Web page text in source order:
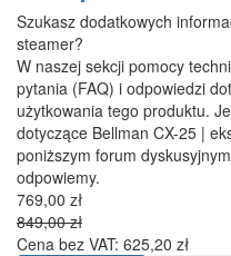
Szukasz dodatkowych
steamer?
W naszej sekcji pomocy
pytania (FAQ) i odpowiedzi
użytkowania tego produktu.
dotyczące Bellman CX-25 |
poniższym forum
odpowiemy.
769,00 zł
849,00 zł
Cena bez VAT: 625,20 zł